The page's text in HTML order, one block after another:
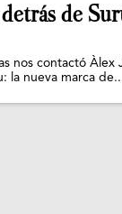
de
nos contactó Àlex
la nueva marca